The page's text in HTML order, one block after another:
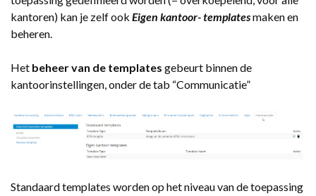
kantoren) kan je zelf ook Eigen kantoor- templatesmaken en
beheren.
Het beheer van de templates gebeurt binnen de
kantoorinstellingen, onder de tab “Communicatie”
Standaard templates worden op het niveau van de toepassing